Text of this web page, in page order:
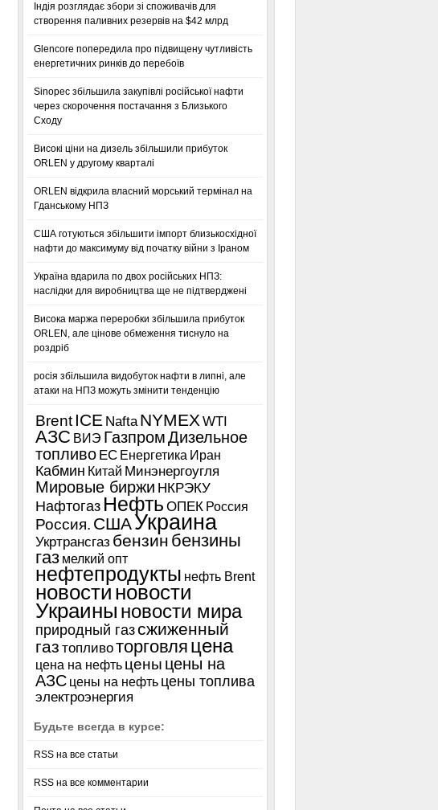
Індія розглядає збори зі споживачів для
створення паливних резервів на $42 млрд
Glencore попередила про підвищену чутливість
енергетичних ринків до перебоїв
Sinopec збільшила закупівлі російської нафти
через скорочення постачання з Близького
Сходу
Високі ціни на дизель збільшили прибуток
ORLEN у другому кварталі
ORLEN відкрила власний морський термінал на
Гданському НПЗ
США готуються збільшити імпорт близькосхідної
нафти до максимуму від початку війни з Іраном
Україна вдарила по двох російських НПЗ:
наслідки для виробництва ще не підтверджені
Висока маржа переробки збільшила прибуток
ORLEN, але цінове обмеження тиснуло на
роздріб
росія збільшила видобуток нафти в липні, але
атаки на НПЗ можуть змінити тенденцію
Brent ICE Nafta NYMEXWTI
АЗС ВИЭ ГазпромДизельное
топливо ЕС Енергетика Иран
Кабмин Китай Минэнергоугля
Мировые биржи НКРЭКУ
Нафтогаз Нефть ОПЕК Россия
Россия. СШАУкраина
Укртрансгаз бензин бензины
газ мелкий опт
нефтепродукты нефть Brent
новости новости
Украины новости мира
природный газсжиженный
газ топливоторговля цена
цена на нефть цены цены на
АЗС цены на нефть цены топлива
электроэнергия
Будьте всегда в курсе:
RSS на все статьи
RSS на все комментарии